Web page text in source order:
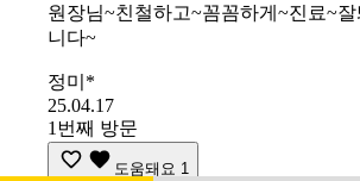
원장님~친철하고~꼼꼼하게~진료~
니다~
정미*
25.04.17
1번째 방문
도움돼요 1